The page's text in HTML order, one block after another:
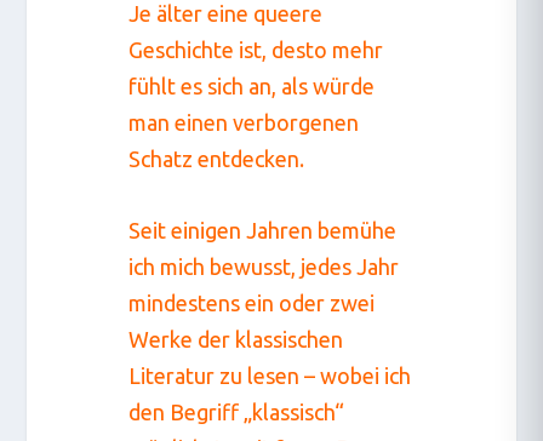
Je älter eine queere
Geschichte ist, desto mehr
fühlt es sich an, als würde
man einen verborgenen
Schatz entdecken.
Seit einigen Jahren bemühe
ich mich bewusst, jedes Jahr
mindestens ein oder zwei
Werke der klassischen
Literatur zu lesen – wobei ich
den Begriff „klassisch“